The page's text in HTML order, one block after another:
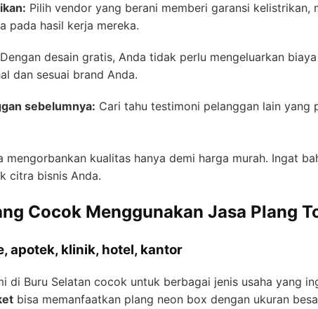
Pilih vendor yang berani memberi garansi kelistrikan,
pada hasil kerja mereka.
Dengan desain gratis, Anda tidak perlu mengeluarkan
dan sesuai brand Anda.
sebelumnya: Cari tahu testimoni pelanggan lain yang
mengorbankan kualitas hanya demi harga murah. Ingat
citra bisnis Anda.
Cocok Menggunakan Jasa Plang
apotek, klinik, hotel, kantor
di Buru Selatan cocok untuk berbagai jenis usaha yang
bisa memanfaatkan plang neon box dengan ukuran